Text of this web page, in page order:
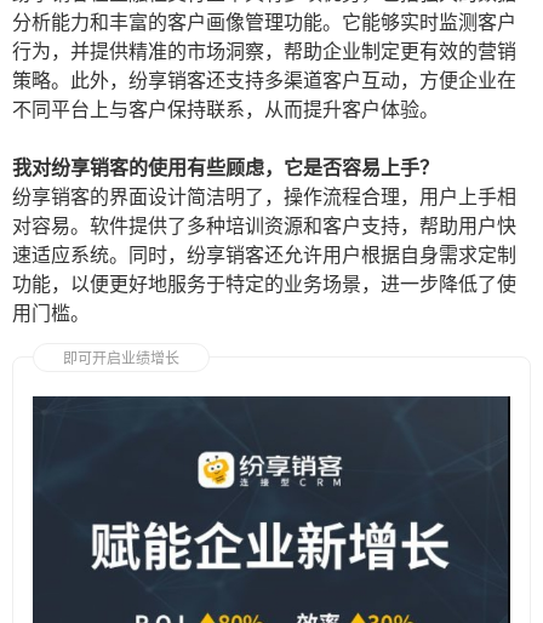
分析能力和丰富的客户画像管理功能。它能够实时监测客户
行为，并提供精准的市场洞察，帮助企业制定更有效的营销
策略。此外，纷享销客还支持多渠道客户互动，方便企业在
不同平台上与客户保持联系，从而提升客户体验。
我对纷享销客的使用有些顾虑，它是否容易上手？
纷享销客的界面设计简洁明了，操作流程合理，用户上手相
对容易。软件提供了多种培训资源和客户支持，帮助用户快
速适应系统。同时，纷享销客还允许用户根据自身需求定制
功能，以便更好地服务于特定的业务场景，进一步降低了使
用门槛。
即可开启业绩增长